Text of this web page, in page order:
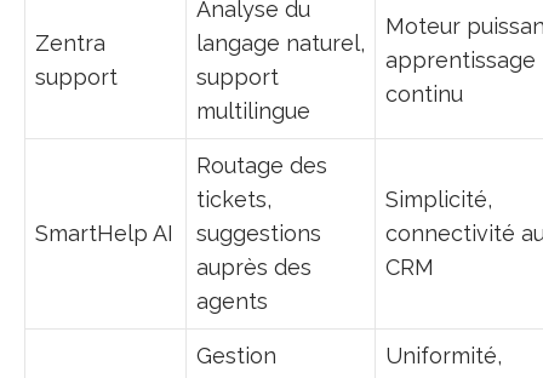
Zentra
support
Analyse du
langage naturel,
support
multilingue
Moteur
apprentissage
continu
SmartHelp AI
Routage des
tickets,
suggestions
auprès des
agents
Simplicité,
connectivité
CRM
Gestion
Uniformité,